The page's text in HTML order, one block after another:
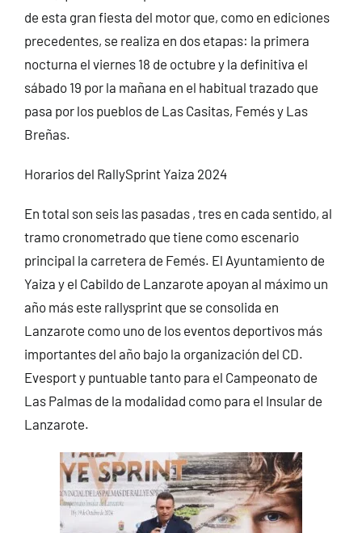
de esta gran fiesta del motor que, como en ediciones
precedentes, se realiza en dos etapas: la primera
nocturna el viernes 18 de octubre y la definitiva el
sábado 19 por la mañana en el habitual trazado que
pasa por los pueblos de Las Casitas, Femés y Las
Breñas.
Horarios del RallySprint Yaiza 2024
En total son seis las pasadas , tres en cada sentido, al
tramo cronometrado que tiene como escenario
principal la carretera de Femés. El Ayuntamiento de
Yaiza y el Cabildo de Lanzarote apoyan al máximo un
año más este rallysprint que se consolida en
Lanzarote como uno de los eventos deportivos más
importantes del año bajo la organización del CD.
Evesport y puntuable tanto para el Campeonato de
Las Palmas de la modalidad como para el Insular de
Lanzarote.